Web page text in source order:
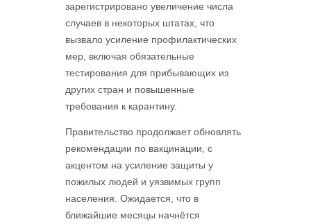
зарегистрировано увеличение числа
случаев в некоторых штатах, что
вызвало усиление профилактических
мер, включая обязательные
тестирования для прибывающих из
других стран и повышенные
требования к карантину.
Правительство продолжает обновлять
рекомендации по вакцинации, с
акцентом на усиление защиты у
пожилых людей и уязвимых групп
населения. Ожидается, что в
ближайшие месяцы начнётся